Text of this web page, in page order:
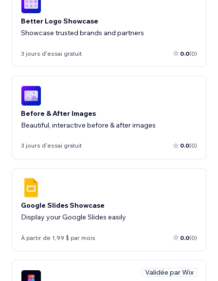
Better Logo Showcase
Showcase trusted brands and partners
3 jours d'essai gratuit 0.0(0)
Before & After Images
Beautiful, interactive before & after images
3 jours d'essai gratuit 0.0(0)
Google Slides Showcase
Display your Google Slides easily
À partir de 1,99 $ par mois 0.0(0)
Validée par Wix